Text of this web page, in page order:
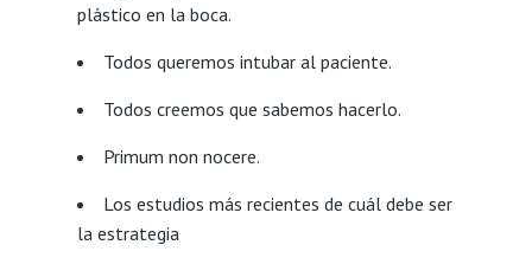
plástico en la boca.
Todos queremos intubar al paciente.
Todos creemos que sabemos hacerlo.
Primum non nocere.
Los estudios más recientes de cuál debe ser
la estrategia